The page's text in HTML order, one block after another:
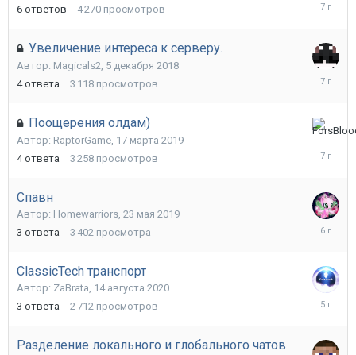
6 ответов 4 270 просмотров
Увеличение интереса к серверу.
Автор: Magicals2, 5 декабря 2018
4 ответа 3 118 просмотров
Поощерения олдам)
Автор: RaptorGame, 17 марта 2019
4 ответа 3 258 просмотров
17
марта
Спавн
Автор: Homewarriors, 23 мая 2019
3 ответа 3 402 просмотра
12
ClassicTech транспорт
Автор: ZaBrata, 14 августа 2020
3 ответа 2 712 просмотров
15
Разделение локального и глобального чатов